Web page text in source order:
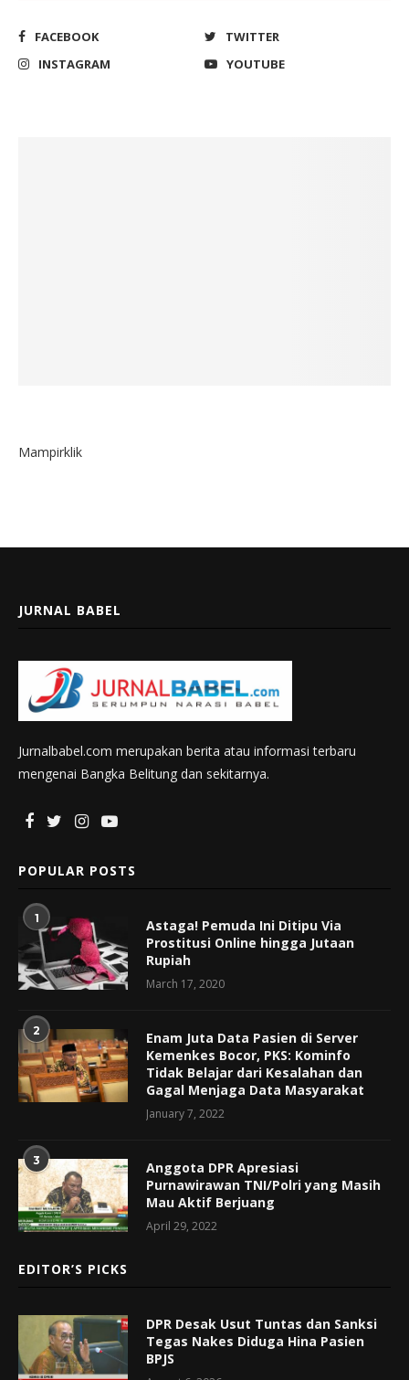
FACEBOOK
TWITTER
INSTAGRAM
YOUTUBE
Mampirklik
JURNAL BABEL
Jurnalbabel.com merupakan berita atau informasi terbaru
mengenai Bangka Belitung dan sekitarnya.
POPULAR POSTS
1
Astaga! Pemuda Ini Ditipu Via
Prostitusi Online hingga Jutaan
Rupiah
March 17, 2020
2
Enam Juta Data Pasien di Server
Kemenkes Bocor, PKS: Kominfo
Tidak Belajar dari Kesalahan dan
Gagal Menjaga Data Masyarakat
January 7, 2022
3
Anggota DPR Apresiasi
Purnawirawan TNI/Polri yang Masih
Mau Aktif Berjuang
April 29, 2022
EDITOR’S PICKS
DPR Desak Usut Tuntas dan Sanksi
Tegas Nakes Diduga Hina Pasien
BPJS